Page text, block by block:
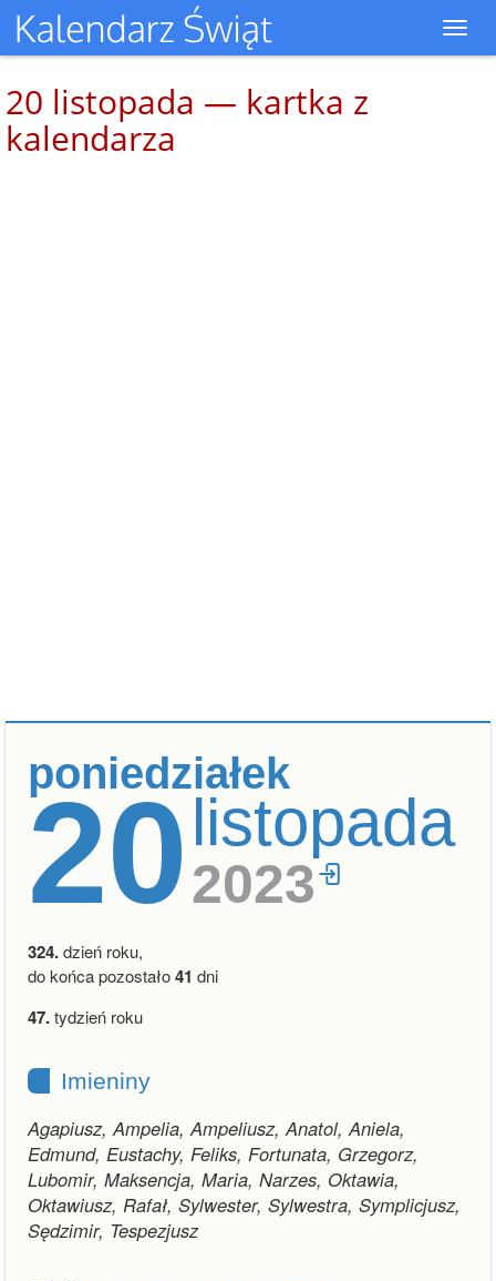
20 listopada — kartka z
kalendarza
poniedziałek
20listopada
2023
324.dzień roku,
do końca pozostało41 dni
47.tydzień roku
Imieniny
Agapiusz, Ampelia, Ampeliusz, Anatol, Aniela,
Edmund, Eustachy, Feliks, Fortunata, Grzegorz,
Lubomir, Maksencja, Maria, Narzes, Oktawia,
Oktawiusz, Rafał, Sylwester, Sylwestra, Symplicjusz,
Sędzimir, Tespezjusz